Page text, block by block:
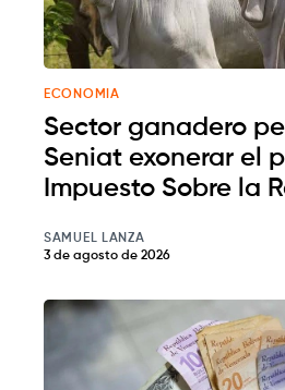
ECONOMIA
Sector ganadero
Seniat exonerar el
Impuesto Sobre la
SAMUEL LANZA
3 de agosto de 2026